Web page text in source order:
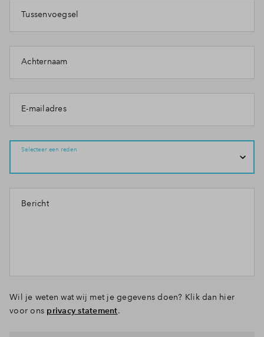
Tussenvoegsel
Achternaam
E-mailadres
Selecteer een reden
Bericht
Wil je weten wat wij met je gegevens doen? Klik dan hier
voor ons privacy statement.